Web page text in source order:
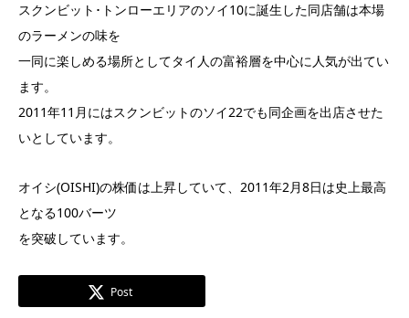
スクンビット･トンローエリアのソイ10に誕生した同店舗は本場
のラーメンの味を
一同に楽しめる場所としてタイ人の富裕層を中心に人気が出てい
ます。
2011年11月にはスクンビットのソイ22でも同企画を出店させた
いとしています。
オイシ(OISHI)の株価は上昇していて、2011年2月8日は史上最高
となる100バーツ
を突破しています。
Post